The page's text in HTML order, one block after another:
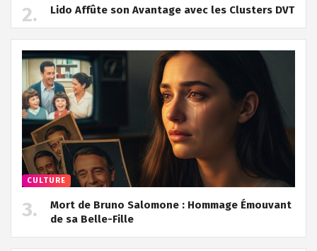
Lido Affûte son Avantage avec les Clusters DVT
CULTURE
Mort de Bruno Salomone : Hommage Émouvant
de sa Belle-Fille